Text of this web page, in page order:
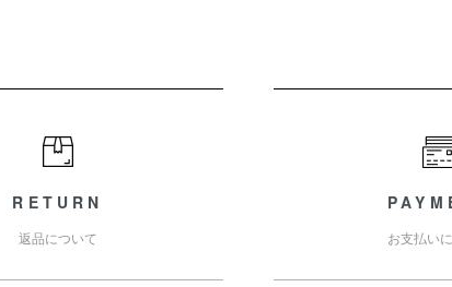
RETURN
返品について お支払い